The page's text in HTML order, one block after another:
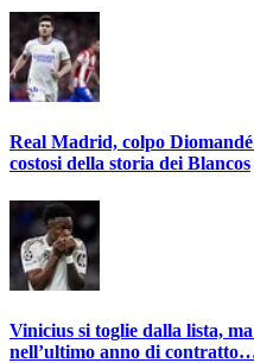
Real Madrid, colpo
costosi della storia dei Blancos
Vinicius si toglie dalla lista,
nell’ultimo anno di